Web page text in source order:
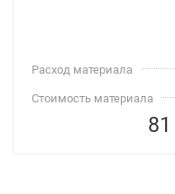
Расход материала
Стоимость материала